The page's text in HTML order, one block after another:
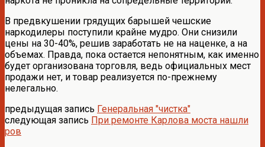
В предвкушении грядущих барышей чешские
наркодилеры поступили крайне мудро. Они снизили
цены на 30-40%, решив заработать не на наценке, а на
объемах. Правда, пока остается непонятным, как именно
будет организована торговля, ведь официальных мест
продажи нет, и товар реализуется по-прежнему
нелегально.
предыдущая запись Генеральная "чистка"
следующая запись При ремонте Карлова моста нашли
ров